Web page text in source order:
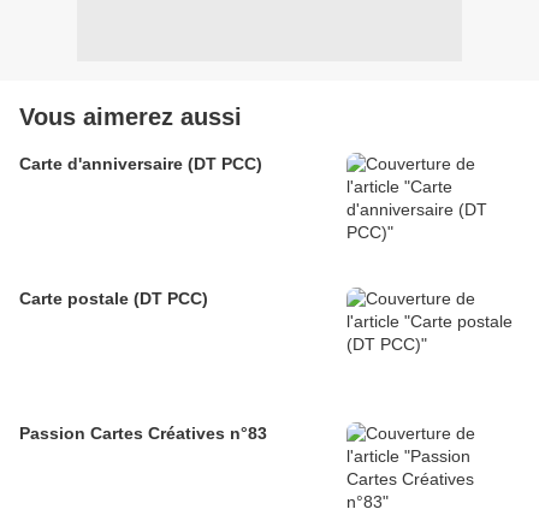
Vous aimerez aussi
Carte d'anniversaire (DT PCC)
Carte postale (DT PCC)
Passion Cartes Créatives n°83